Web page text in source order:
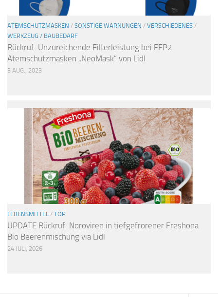
ATEMSCHUTZMASKEN / SONSTIGE WARNUNGEN / VERSCHIEDENES /
WERKZEUG / BAUBEDARF
Rückruf: Unzureichende Filterleistung bei FFP2
Atemschutzmasken „NeoMask“ von Lidl
3 AUG., 2023
LEBENSMITTEL / TOP
UPDATE Rückruf: Noroviren in tiefgefrorener Freshona
Bio Beerenmischung via Lidl
24 JULI, 2026